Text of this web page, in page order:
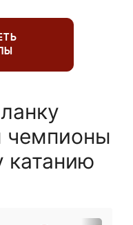
чемпионы
катанию